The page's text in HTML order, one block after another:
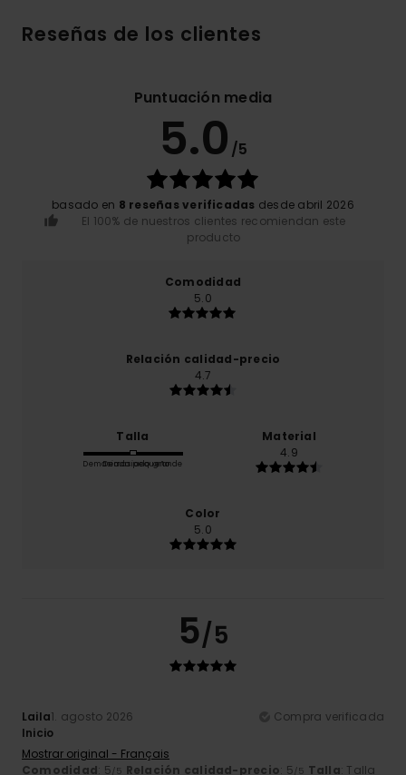
Reseñas de los clientes
Puntuación media
5.0 /5
basado en 8 reseñas verificadas desde abril 2026
El 100% de nuestros clientes recomiendan este
producto
Comodidad
5.0
Relación calidad-precio
4.7
Talla
Demasiado pequeño
Demasiado grande
Material
4.9
Color
5.0
5/5
Laila1. agosto 2026
Compra verificada
Inicio
Mostrar original - Français
Comodidad: 5/5 Relación calidad-precio: 5/5 Talla: Talla